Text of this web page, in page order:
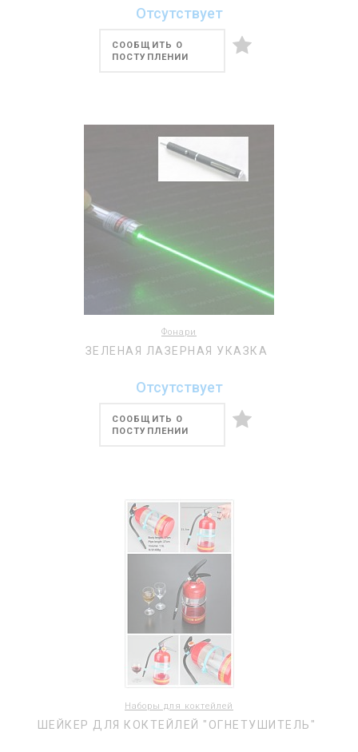
Отсутствует
СООБЩИТЬ О
ПОСТУПЛЕНИИ
Фонари
ЗЕЛЕНАЯ ЛАЗЕРНАЯ УКАЗКА
Отсутствует
СООБЩИТЬ О
ПОСТУПЛЕНИИ
Наборы для коктейлей
ШЕЙКЕР ДЛЯ КОКТЕЙЛЕЙ "ОГНЕТУШИТЕЛЬ"